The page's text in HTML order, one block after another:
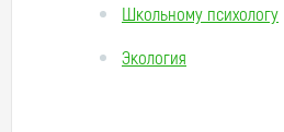
Школьному психологу
Экология